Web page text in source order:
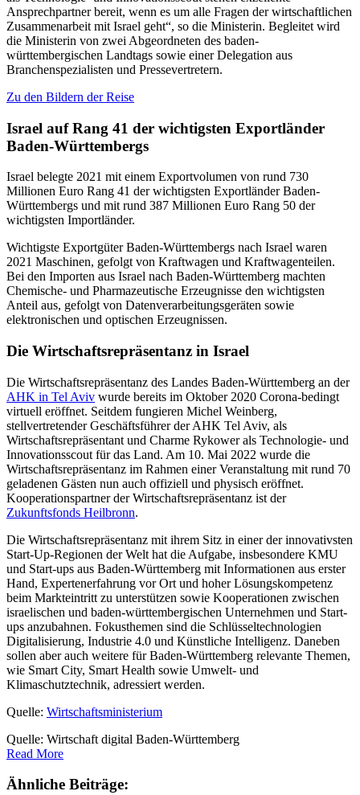
Ansprechpartner bereit, wenn es um alle Fragen der wirtschaftlichen
Zusammenarbeit mit Israel geht“, so die Ministerin. Begleitet wird
die Ministerin von zwei Abgeordneten des baden-
württembergischen Landtags sowie einer Delegation aus
Branchenspezialisten und Pressevertretern.
Zu den Bildern der Reise
Israel auf Rang 41 der wichtigsten Exportländer
Baden-Württembergs
Israel belegte 2021 mit einem Exportvolumen von rund 730
Millionen Euro Rang 41 der wichtigsten Exportländer Baden-
Württembergs und mit rund 387 Millionen Euro Rang 50 der
wichtigsten Importländer.
Wichtigste Exportgüter Baden-Württembergs nach Israel waren
2021 Maschinen, gefolgt von Kraftwagen und Kraftwagenteilen.
Bei den Importen aus Israel nach Baden-Württemberg machten
Chemische- und Pharmazeutische Erzeugnisse den wichtigsten
Anteil aus, gefolgt von Datenverarbeitungsgeräten sowie
elektronischen und optischen Erzeugnissen.
Die Wirtschaftsrepräsentanz in Israel
Die Wirtschaftsrepräsentanz des Landes Baden-Württemberg an der
AHK in Tel Aviv wurde bereits im Oktober 2020 Corona-bedingt
virtuell eröffnet. Seitdem fungieren Michel Weinberg,
stellvertretender Geschäftsführer der AHK Tel Aviv, als
Wirtschaftsrepräsentant und Charme Rykower als Technologie- und
Innovationsscout für das Land. Am 10. Mai 2022 wurde die
Wirtschaftsrepräsentanz im Rahmen einer Veranstaltung mit rund 70
geladenen Gästen nun auch offiziell und physisch eröffnet.
Kooperationspartner der Wirtschaftsrepräsentanz ist der
Zukunftsfonds Heilbronn.
Die Wirtschaftsrepräsentanz mit ihrem Sitz in einer der innovativsten
Start-Up-Regionen der Welt hat die Aufgabe, insbesondere KMU
und Start-ups aus Baden-Württemberg mit Informationen aus erster
Hand, Expertenerfahrung vor Ort und hoher Lösungskompetenz
beim Markteintritt zu unterstützen sowie Kooperationen zwischen
israelischen und baden-württembergischen Unternehmen und Start-
ups anzubahnen. Fokusthemen sind die Schlüsseltechnologien
Digitalisierung, Industrie 4.0 und Künstliche Intelligenz. Daneben
sollen aber auch weitere für Baden-Württemberg relevante Themen,
wie Smart City, Smart Health sowie Umwelt- und
Klimaschutztechnik, adressiert werden.
Quelle: Wirtschaftsministerium
Quelle: Wirtschaft digital Baden-Württemberg
Read More
Ähnliche Beiträge: